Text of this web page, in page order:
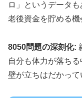
ロ」というデータ
老後資金を貯める機
8050問題の深刻化:
自分も体力が落ち
壁が立ちはだかって